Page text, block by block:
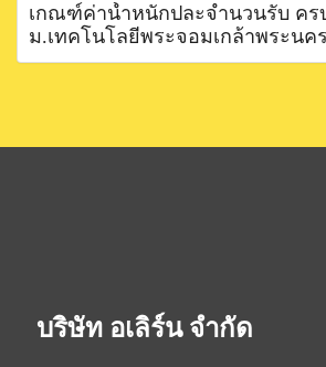
เกณฑ์ค่าน้ำหนักปละจำนวนรับ ค
ม.เทคโนโลยีพระจอมเกล้าพระนค
บริษัท อเลิร์น จำกัด